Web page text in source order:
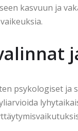
kasvuun ja
psykologiset ja